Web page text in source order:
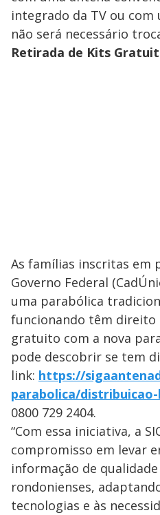
integrado da TV ou
não será necessário
Retirada de Kits
As famílias inscritas em
Governo Federal
uma parabólica
funcionando têm direito
gratuito com a nova
pode descobrir se tem
link: https://
parabolica/
0800 729 2404.
“Com essa iniciativa, a
compromisso em levar
informação de
rondonienses,
tecnologias e às